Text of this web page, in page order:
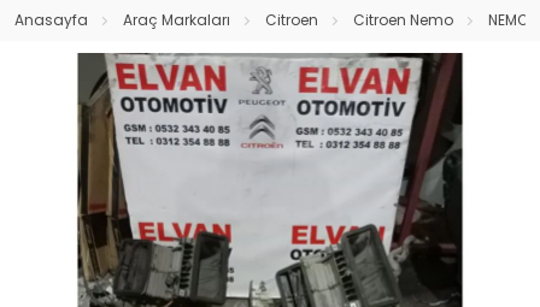
Anasayfa Araç Markaları Citroen Citroen Nemo NEMO